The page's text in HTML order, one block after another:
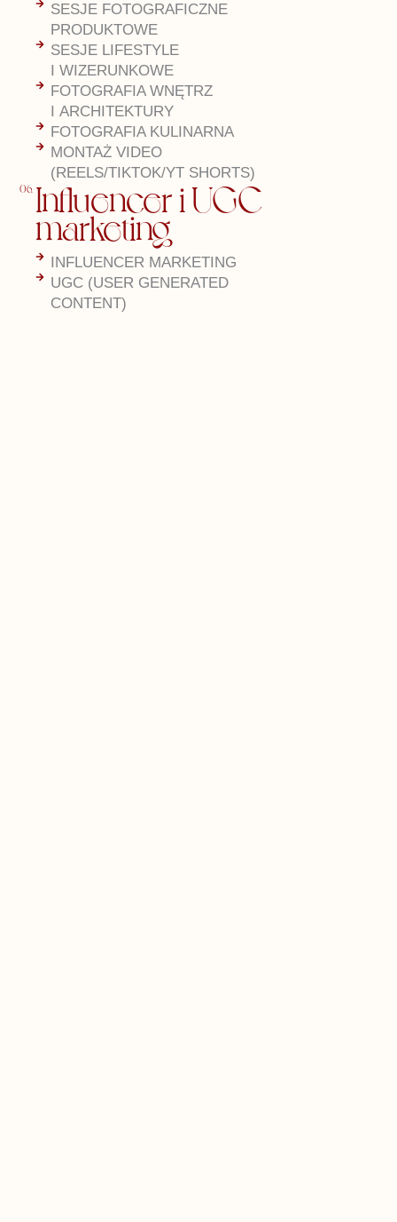
SESJE FOTOGRAFICZNE
PRODUKTOWE
SESJE LIFESTYLE
I WIZERUNKOWE
FOTOGRAFIA WNĘTRZ
I ARCHITEKTURY
FOTOGRAFIA KULINARNA
MONTAŻ VIDEO
(REELS/TIKTOK/YT SHORTS)
06. Influencer i UGC
marketing
INFLUENCER MARKETING
UGC (USER GENERATED
CONTENT)